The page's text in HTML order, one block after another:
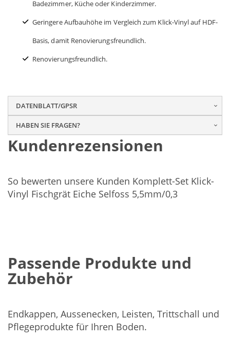
Badezimmer, Küche oder Kinderzimmer.
Geringere Aufbauhöhe im Vergleich zum Klick-Vinyl auf HDF-
Basis, damit Renovierungsfreundlich.
Renovierungsfreundlich.
DATENBLATT/GPSR
HABEN SIE FRAGEN?
Kundenrezensionen
So bewerten unsere Kunden Komplett-Set Klick-
Vinyl Fischgrät Eiche Selfoss 5,5mm/0,3
Passende Produkte und
Zubehör
Endkappen, Aussenecken, Leisten, Trittschall und
Pflegeprodukte für Ihren Boden.